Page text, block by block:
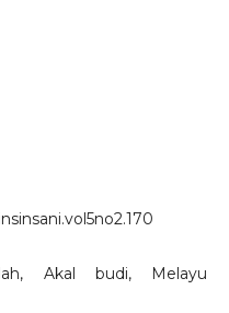
Akal budi, Melayu